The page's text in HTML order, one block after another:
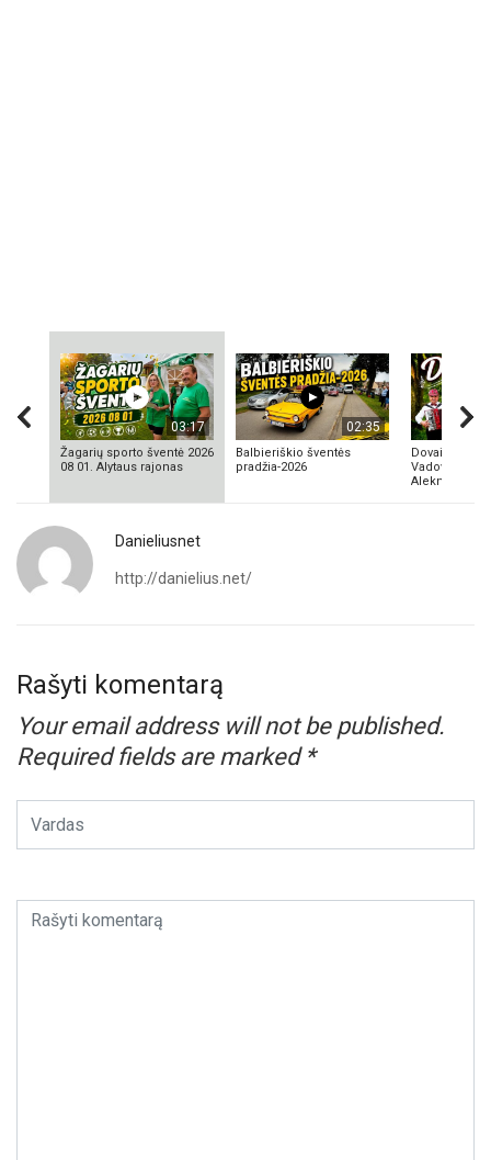
03:17
Žagarių sporto šventė 2026
08 01. Alytaus rajonas
02:35
Balbieriškio šventės
pradžia-2026
Dovainonių
Vadovas
Aleknavičius
Danieliusnet
http://danielius.net/
Rašyti komentarą
Your email address will not be published.
Required fields are marked *